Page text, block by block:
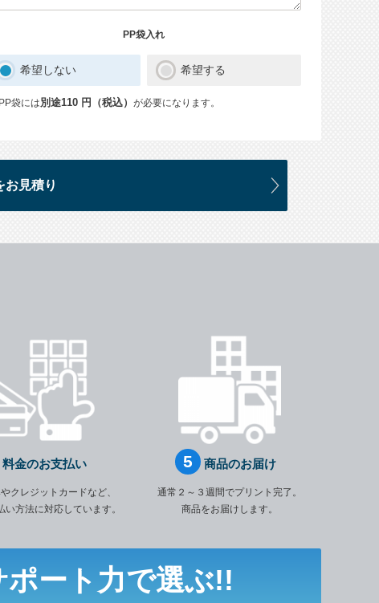
PP袋入れ
希望しない 希望する
袋には別途110 円（税込）が必要になります。
料金のお支払い
クレジットカードなど、
い方法に対応しています。
商品のお届け
通常２～３週間でプリント完了。
商品をお届けします。
ポート力で選ぶ!!